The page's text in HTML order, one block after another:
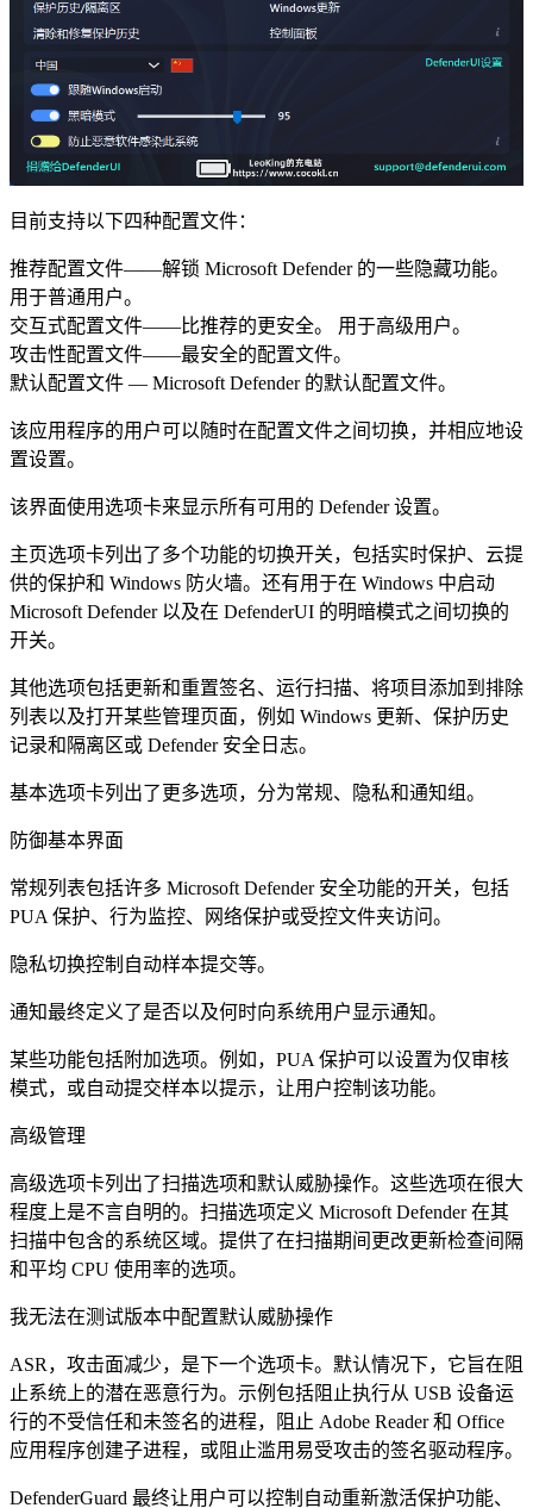
目前支持以下四种配置文件：
推荐配置文件——解锁 Microsoft Defender 的一些隐藏功能。
用于普通用户。
交互式配置文件——比推荐的更安全。 用于高级用户。
攻击性配置文件——最安全的配置文件。
默认配置文件 — Microsoft Defender 的默认配置文件。
该应用程序的用户可以随时在配置文件之间切换，并相应地设
置设置。
该界面使用选项卡来显示所有可用的 Defender 设置。
主页选项卡列出了多个功能的切换开关，包括实时保护、云提
供的保护和 Windows 防火墙。还有用于在 Windows 中启动
Microsoft Defender 以及在 DefenderUI 的明暗模式之间切换的
开关。
其他选项包括更新和重置签名、运行扫描、将项目添加到排除
列表以及打开某些管理页面，例如 Windows 更新、保护历史
记录和隔离区或 Defender 安全日志。
基本选项卡列出了更多选项，分为常规、隐私和通知组。
防御基本界面
常规列表包括许多 Microsoft Defender 安全功能的开关，包括
PUA 保护、行为监控、网络保护或受控文件夹访问。
隐私切换控制自动样本提交等。
通知最终定义了是否以及何时向系统用户显示通知。
某些功能包括附加选项。例如，PUA 保护可以设置为仅审核
模式，或自动提交样本以提示，让用户控制该功能。
高级管理
高级选项卡列出了扫描选项和默认威胁操作。这些选项在很大
程度上是不言自明的。扫描选项定义 Microsoft Defender 在其
扫描中包含的系统区域。提供了在扫描期间更改更新检查间隔
和平均 CPU 使用率的选项。
我无法在测试版本中配置默认威胁操作
ASR，攻击面减少，是下一个选项卡。默认情况下，它旨在阻
止系统上的潜在恶意行为。示例包括阻止执行从 USB 设备运
行的不受信任和未签名的进程，阻止 Adobe Reader 和 Office
应用程序创建子进程，或阻止滥用易受攻击的签名驱动程序。
DefenderGuard 最终让用户可以控制自动重新激活保护功能、